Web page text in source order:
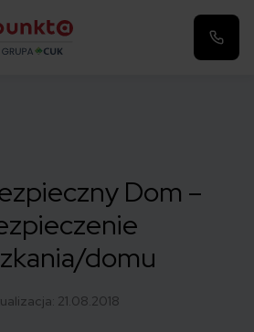
Dom –
domu
21.08.2018